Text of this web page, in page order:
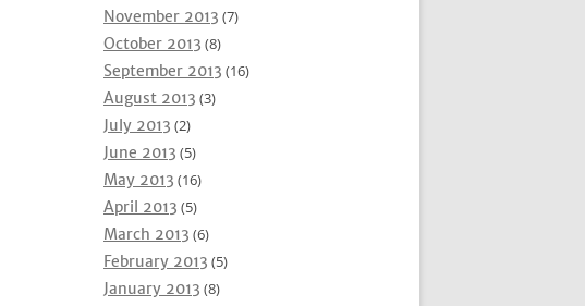
November 2013 (7)
October 2013 (8)
September 2013 (16)
August 2013 (3)
July 2013 (2)
June 2013 (5)
May 2013 (16)
April 2013 (5)
March 2013 (6)
February 2013 (5)
January 2013 (8)